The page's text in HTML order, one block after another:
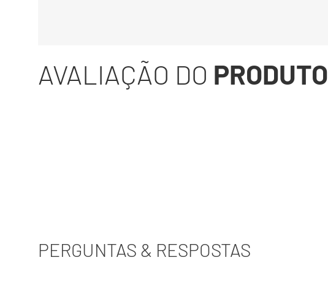
AVALIAÇÃO DO PRODUTO
PERGUNTAS & RESPOSTAS